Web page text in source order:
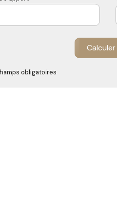
Calculer
obligatoires